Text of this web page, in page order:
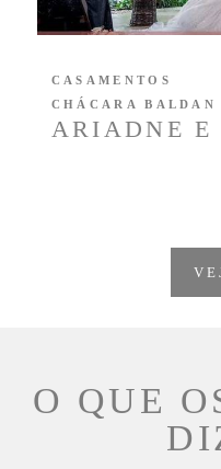
ARIADNE E
CASAMENTOS
CHÁCARA
O QUE